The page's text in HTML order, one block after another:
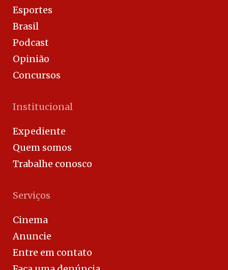
Esportes
Brasil
Podcast
Opinião
Concursos
Institucional
Expediente
Quem somos
Trabalhe conosco
Serviços
Cinema
Anuncie
Entre em contato